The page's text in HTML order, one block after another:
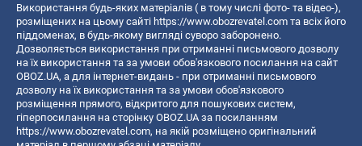
Використання будь-яких матеріалів ( в тому числі фото- та відео-),
розміщених на цьому сайті https://www.obozrevatel.com та всіх його
піддоменах, в будь-якому вигляді суворо заборонено.
Дозволяється використання при отриманні письмового дозволу
на їх використання та за умови обов'язкового посилання на сайт
OBOZ.UA, а для інтернет-видань - при отриманні письмового
дозволу на їх використання та за умови обов'язкового
розміщення прямого, відкритого для пошукових систем,
гіперпосилання на сторінку OBOZ.UA за посиланням
https://www.obozrevatel.com, на якій розміщено оригінальний